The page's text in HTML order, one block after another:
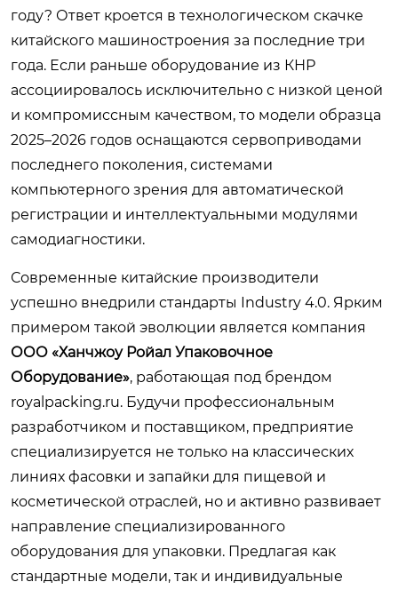
году? Ответ кроется в технологическом скачке
китайского машиностроения за последние три
года. Если раньше оборудование из КНР
ассоциировалось исключительно с низкой ценой
и компромиссным качеством, то модели образца
2025–2026 годов оснащаются сервоприводами
последнего поколения, системами
компьютерного зрения для автоматической
регистрации и интеллектуальными модулями
самодиагностики.
Современные китайские производители
успешно внедрили стандарты Industry 4.0. Ярким
примером такой эволюции является компания
ООО «Ханчжоу Ройал Упаковочное
Оборудование», работающая под брендом
royalpacking.ru. Будучи профессиональным
разработчиком и поставщиком, предприятие
специализируется не только на классических
линиях фасовки и запайки для пищевой и
косметической отраслей, но и активно развивает
направление специализированного
оборудования для упаковки. Предлагая как
стандартные модели, так и индивидуальные